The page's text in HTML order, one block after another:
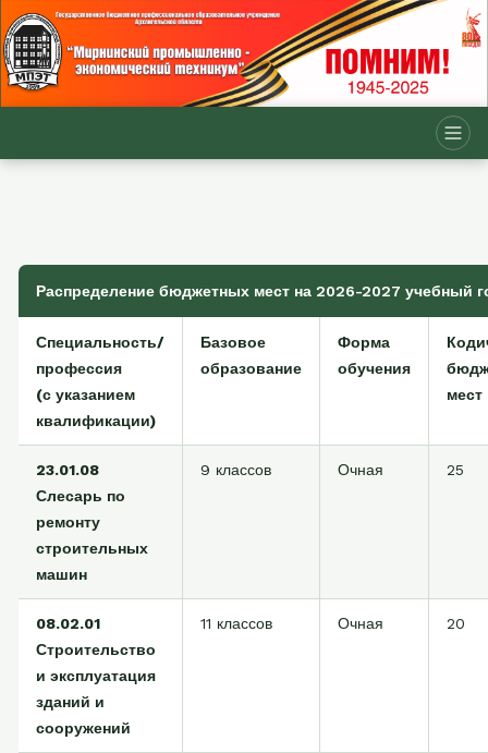
Распределение бюджетных мест на 2026-2027 учебный
Специальность/
профессия
(с указанием
квалификации)
Базовое
образование
Форма
обучения
мест
23.01.08
Слесарь по
ремонту
строительных
машин
9 классов Очная 25
08.02.01
Строительство
и эксплуатация
зданий и
сооружений
11 классов Очная 20